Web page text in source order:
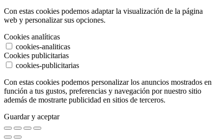
Con estas cookies podemos adaptar la visualización de la página
web y personalizar sus opciones.
Cookies analíticas
cookies-analiticas
Cookies publicitarias
cookies-publicitarias
Con estas cookies podemos personalizar los anuncios mostrados en
función a tus gustos, preferencias y navegación por nuestro sitio
además de mostrarte publicidad en sitios de terceros.
Guardar y aceptar